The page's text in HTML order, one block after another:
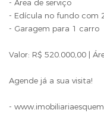
- Área de serviço
- Edícula no fundo com
- Garagem para 1 carro
Valor: R$ 520.000,00 |
Agende já a sua visita!
-